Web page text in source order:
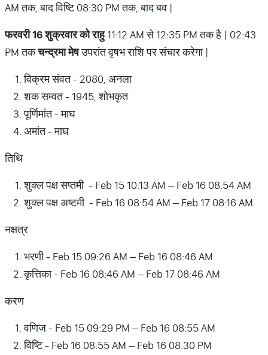
AM तक, बाद विष्टि 08:30 PM तक, बाद बव |
फरवरी 16 शुक्रवार को राहु11:12 AM से 12:35 PM तक है | 02:43
PM तकचन्द्रमा मेषउपरांत वृषभ राशि पर संचार करेगा |
विक्रम संवत - 2080, अनला
शक सम्वत - 1945, शोभकृत
पूर्णिमांत - माघ
अमांत - माघ
तिथि
शुक्ल पक्ष सप्तमी - Feb 15 10:13 AM – Feb 16 08:54 AM
शुक्ल पक्ष अष्टमी - Feb 16 08:54 AM – Feb 17 08:16 AM
नक्षत्र
भरणी - Feb 15 09:26 AM – Feb 16 08:46 AM
कृत्तिका - Feb 16 08:46 AM – Feb 17 08:46 AM
करण
वणिज - Feb 15 09:29 PM – Feb 16 08:55 AM
विष्टि - Feb 16 08:55 AM – Feb 16 08:30 PM